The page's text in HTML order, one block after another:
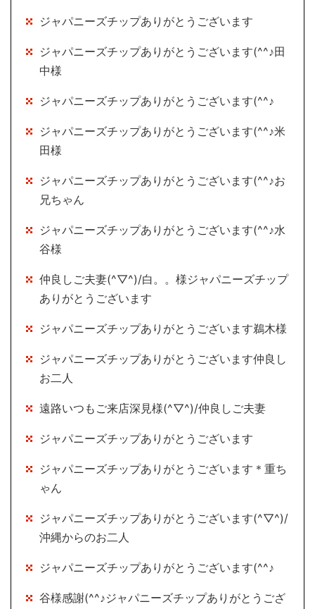
ジャパニーズチップありがとうございます
ジャパニーズチップありがとうございます(^^♪田
中様
ジャパニーズチップありがとうございます(^^♪
ジャパニーズチップありがとうございます(^^♪米
田様
ジャパニーズチップありがとうございます(^^♪お
兄ちゃん
ジャパニーズチップありがとうございます(^^♪水
谷様
仲良しご夫妻(^▽^)/白。。様ジャパニーズチップ
ありがとうございます
ジャパニーズチップありがとうございます鵜木様
ジャパニーズチップありがとうございます仲良し
お二人
遠路いつもご来店深見様(^▽^)/仲良しご夫妻
ジャパニーズチップありがとうございます
ジャパニーズチップありがとうございます＊重ち
ゃん
ジャパニーズチップありがとうございます(^▽^)/
沖縄からのお二人
ジャパニーズチップありがとうございます(^^♪
谷様感謝(^^♪ジャパニーズチップありがとうござ